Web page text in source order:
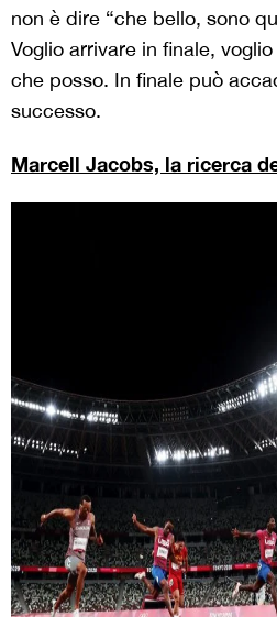
non è dire “che bello, sono
Voglio arrivare in finale,
che posso. In finale può
successo.
Marcell Jacobs, la ricerca